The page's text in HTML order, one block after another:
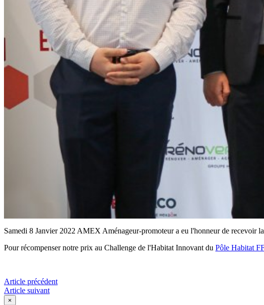
Samedi 8 Janvier 2022 AMEX Aménageur-promoteur a eu l'honneur de recevoir
Pour récompenser notre prix au Challenge de l'Habitat Innovant du Pôle Habitat
Article précédent
Article suivant
×